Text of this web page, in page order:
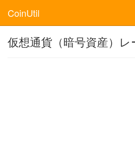
CoinUtil
仮想通貨（暗号資産）レ